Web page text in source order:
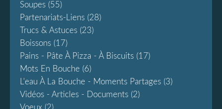
Soupes (55)
Partenariats-Liens (28)
Trucs & Astuces (23)
Boissons (17)
Pains - Pâte À Pizza - À Biscuits (17)
Mots En Bouche (6)
L'eau À La Bouche - Moments Partages (3)
Vidéos - Articles - Documents (2)
Voeux (2)